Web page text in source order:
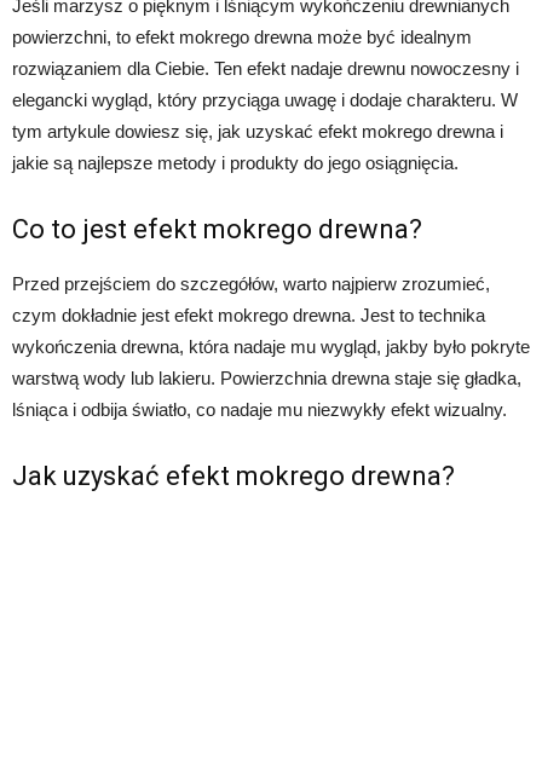
Jeśli marzysz o pięknym i lśniącym wykończeniu drewnianych
powierzchni, to efekt mokrego drewna może być idealnym
rozwiązaniem dla Ciebie. Ten efekt nadaje drewnu nowoczesny i
elegancki wygląd, który przyciąga uwagę i dodaje charakteru. W
tym artykule dowiesz się, jak uzyskać efekt mokrego drewna i
jakie są najlepsze metody i produkty do jego osiągnięcia.
Co to jest efekt mokrego drewna?
Przed przejściem do szczegółów, warto najpierw zrozumieć,
czym dokładnie jest efekt mokrego drewna. Jest to technika
wykończenia drewna, która nadaje mu wygląd, jakby było pokryte
warstwą wody lub lakieru. Powierzchnia drewna staje się gładka,
lśniąca i odbija światło, co nadaje mu niezwykły efekt wizualny.
Jak uzyskać efekt mokrego drewna?